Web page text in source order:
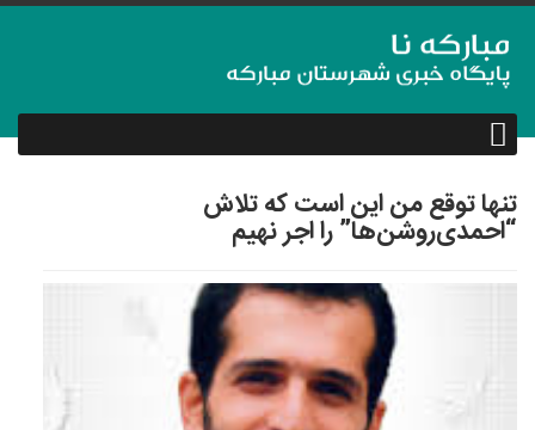
تنها توقع من این است که تلاش
“احمدی‌روشن‌ها” را اجر نهیم